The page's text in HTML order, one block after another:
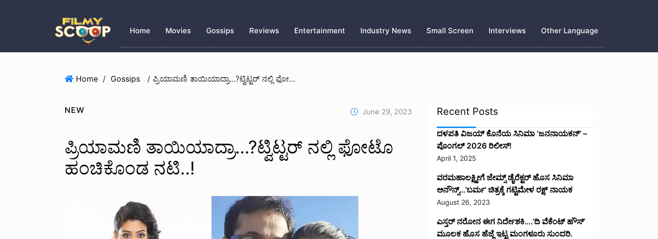
Home Movies Gossips Reviews Entertainment Industry News Small Screen Interviews Other Language
Home / Gossips / ಪ್ರಿಯಾಮಣಿ ತಾಯಿಯಾದ್ರಾ…?ಟ್ವಿಟ್ಟರ್ ನಲ್ಲಿ ಫೋಟೊ ಹಂಚಿಕೊಂಡ ನಟಿ..!
NEW June 29, 2023
ಪ್ರಿಯಾಮಣಿ ತಾಯಿಯಾದ್ರಾ…?ಟ್ವಿಟ್ಟರ್ ನಲ್ಲಿ ಫೋಟೊ
ಹಂಚಿಕೊಂಡ ನಟಿ..!
Recent Posts
ದಳಪತಿ ವಿಜಯ್‌ ಕೊನೆಯ ಸಿನಿಮಾ ‘ಜನನಾಯಕನ್’ –
ಪೊಂಗಲ್ 2026 ರಿಲೀಸ್!
April 1, 2025
ವರಮಹಾಲಕ್ಷ್ಮೀಗೆ ಜೇಮ್ಸ್ ಡೈರೆಕ್ಟರ್ ಹೊಸ ಸಿನಿಮಾ
ಅನೌನ್ಸ್…’ಬರ್ಮ’ ಚಿತ್ರಕ್ಕೆ ಗಟ್ಟಿಮೇಳ ರಕ್ಷ್ ನಾಯಕ
August 26, 2023
ಎಸ್ತರ್ ನರೋನ ಈಗ ನಿರ್ದೇಶಕಿ….’ದಿ ವೆಕೆಂಟ್ ಹೌಸ್‌’‌
ಮೂಲಕ ಹೊಸ ಹೆಜ್ಜೆ ಇಟ್ಟ ಮಂಗಳೂರು ಸುಂದರಿ.